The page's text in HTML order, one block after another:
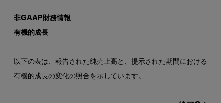
非GAAP財務情報
有機的成長
以下の表は、報告された純売上高と、提示された期間における
有機的成長の変化の照合を示しています。